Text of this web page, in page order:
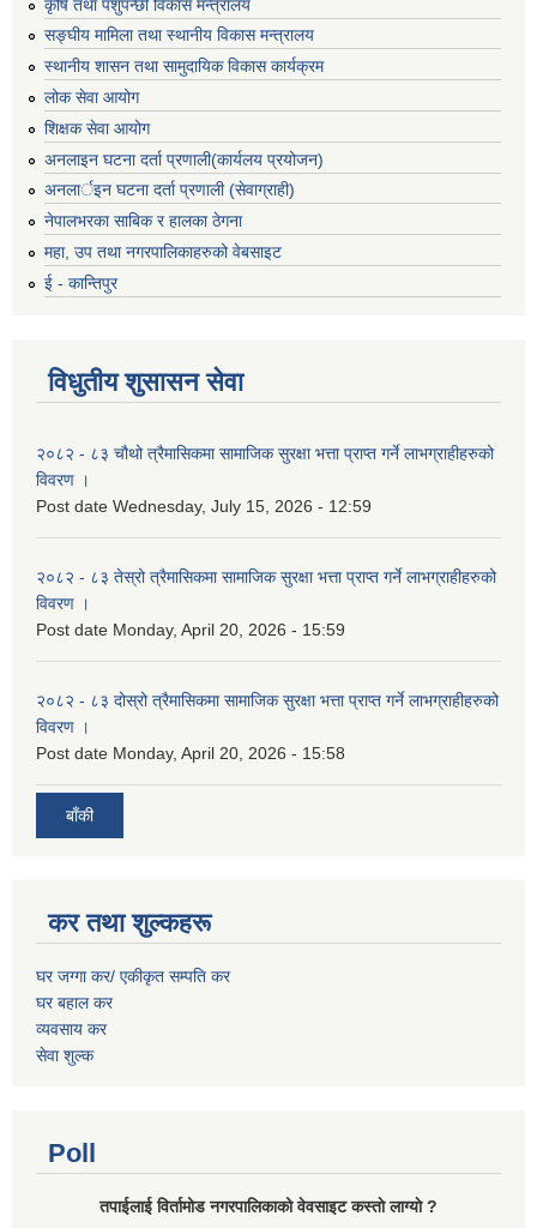
कृषि तथा पशुपन्छी विकास मन्त्रालय
सङ्घीय मामिला तथा स्थानीय विकास मन्त्रालय
स्थानीय शासन तथा सामुदायिक विकास कार्यक्रम
लोक सेवा आयोग
शिक्षक सेवा आयोग
अनलाइन घटना दर्ता प्रणाली(कार्यलय प्रयोजन)
अनलार्इन घटना दर्ता प्रणाली (सेवाग्राही)
नेपालभरका साबिक र हालका ठेगना
महा, उप तथा नगरपालिकाहरुको वेबसाइट
ई - कान्तिपुर
विधुतीय शुसासन सेवा
२०८२ - ८३ चौथो त्रैमासिकमा सामाजिक सुरक्षा भत्ता प्राप्त गर्ने लाभग्राहीहरुको
विवरण ।
Post date Wednesday, July 15, 2026 - 12:59
२०८२ - ८३ तेस्रो त्रैमासिकमा सामाजिक सुरक्षा भत्ता प्राप्त गर्ने लाभग्राहीहरुको
विवरण ।
Post date Monday, April 20, 2026 - 15:59
२०८२ - ८३ दोस्रो त्रैमासिकमा सामाजिक सुरक्षा भत्ता प्राप्त गर्ने लाभग्राहीहरुको
विवरण ।
Post date Monday, April 20, 2026 - 15:58
बाँकी
कर तथा शुल्कहरू
घर जग्गा कर/ एकीकृत सम्पति कर
घर बहाल कर
व्यवसाय कर
सेवा शुल्क
Poll
तपाईलाई विर्तामोड नगरपालिकाको वेवसाइट कस्ताे लाग्याे ?